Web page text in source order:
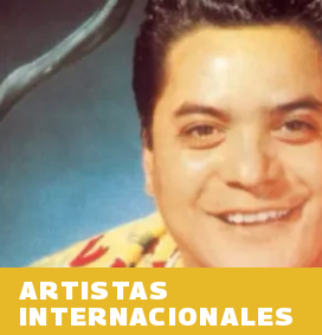
ARTISTAS
INTERNACIONALES